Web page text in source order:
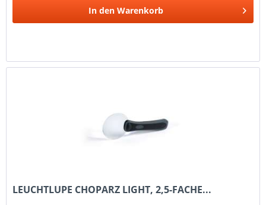
In den Warenkorb
LEUCHTLUPE CHOPARZ LIGHT, 2,5-FACHE...